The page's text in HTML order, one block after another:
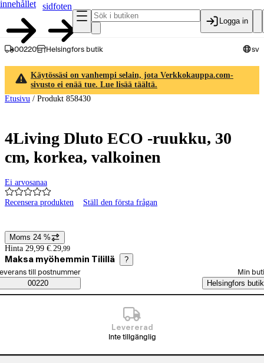
innehållet
sidfoten
Logga in
00220 Helsingfors butik sv
Käytössäsi on vanhempi selain, jota Verkkokauppa.com-
sivusto ei enää tue. Lue lisää täältä.
Etusivu / Produkt 858430
4Living Dluto ECO -ruukku, 30
cm, korkea, valkoinen
Ei arvosanaa
Recensera produkten Ställ den första frågan
Prisinformation
Moms 24 %
Hinta 29,99 €. 29,99
Maksa myöhemmin Tilillä ?
Saatavuustiedot
beställningssätt
till postnummer
00220
Min
Helsingfors butik
Levererad
Inte tillgänglig